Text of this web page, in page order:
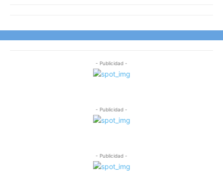
- Publicidad -
- Publicidad -
- Publicidad -